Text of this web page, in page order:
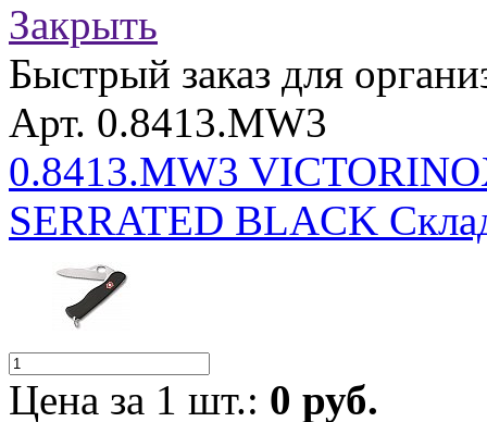
Закрыть
Быстрый заказ для
Арт. 0.8413.MW3
0.8413.MW3
SERRATED BLACK
Цена за 1 шт.: 0 руб.